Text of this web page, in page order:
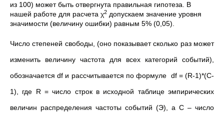
из 100) может быть отвергнута правильная гипотеза. В
нашей работе для расчета χ2 допускаем значение уровня
значимости (величину ошибки) равным 5% (0,05).
Число степеней свободы, (оно показывает сколько раз может
изменить величину частота для всех категорий событий),
обозначается df и рассчитывается по формуле df = (R-1)*(C-
1), где R = число строк в исходной таблице эмпирических
величин распределения частоты событий (Э), а С – число